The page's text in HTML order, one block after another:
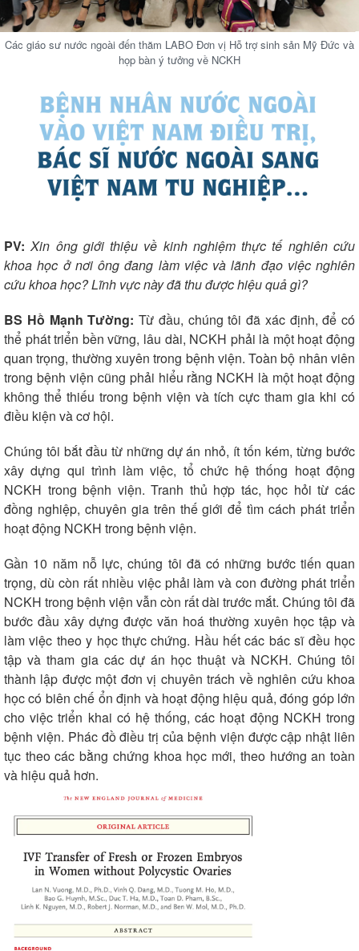
Văn hóa
Âm nhạc
Di sản
Giải trí
Sao Việt
Các giáo sư nước ngoài đến thăm LABO Đơn vị Hỗ trợ sinh sản Mỹ Đức và
họp bàn ý tưởng về NCKH
PV: Xin ông giới thiệu về kinh nghiệm thực tế nghiên cứu
khoa học ở nơi ông đang làm việc và lãnh đạo việc nghiên
cứu khoa học? Lĩnh vực này đã thu được hiệu quả gì?
BS Hồ Mạnh Tường: Từ đầu, chúng tôi đã xác định, để có
thể phát triển bền vững, lâu dài, NCKH phải là một hoạt động
quan trọng, thường xuyên trong bệnh viện. Toàn bộ nhân viên
trong bệnh viện cũng phải hiểu rằng NCKH là một hoạt động
không thể thiếu trong bệnh viện và tích cực tham gia khi có
điều kiện và cơ hội.
Chúng tôi bắt đầu từ những dự án nhỏ, ít tốn kém, từng bước
xây dựng qui trình làm việc, tổ chức hệ thống hoạt động
NCKH trong bệnh viện. Tranh thủ hợp tác, học hỏi từ các
đồng nghiệp, chuyên gia trên thế giới để tìm cách phát triển
hoạt động NCKH trong bệnh viện.
Gần 10 năm nỗ lực, chúng tôi đã có những bước tiến quan
trọng, dù còn rất nhiều việc phải làm và con đường phát triển
NCKH trong bệnh viện vẫn còn rất dài trước mắt. Chúng tôi đã
bước đầu xây dựng được văn hoá thường xuyên học tập và
làm việc theo y học thực chứng. Hầu hết các bác sĩ đều học
tập và tham gia các dự án học thuật và NCKH. Chúng tôi
thành lập được một đơn vị chuyên trách về nghiên cứu khoa
học có biên chế ổn định và hoạt động hiệu quả, đóng góp lớn
cho việc triển khai có hệ thống, các hoạt động NCKH trong
bệnh viện. Phác đồ điều trị của bệnh viện được cập nhật liên
tục theo các bằng chứng khoa học mới, theo hướng an toàn
và hiệu quả hơn.